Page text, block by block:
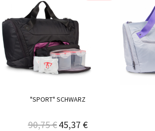
"SPORT" SCHWARZ
90,75 €45,37 €